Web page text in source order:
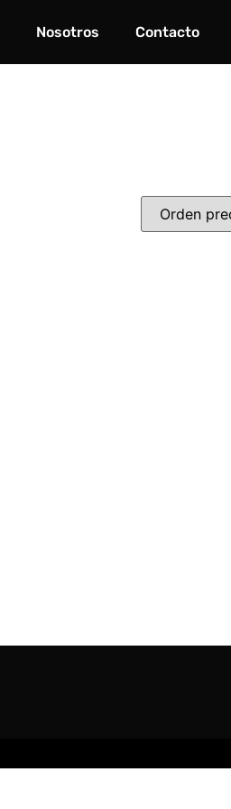
Nosotros Contacto